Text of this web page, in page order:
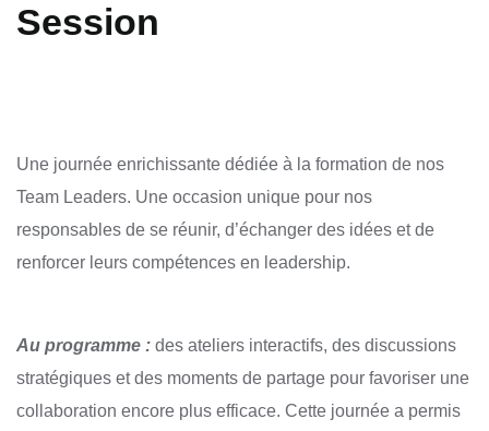
Session
Une journée enrichissante dédiée à la formation de nos
Team Leaders. Une occasion unique pour nos
responsables de se réunir, d’échanger des idées et de
renforcer leurs compétences en leadership.
Au programme : des ateliers interactifs, des discussions
stratégiques et des moments de partage pour favoriser une
collaboration encore plus efficace. Cette journée a permis